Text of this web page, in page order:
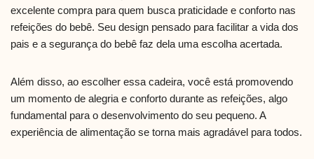
excelente compra para quem busca praticidade e conforto nas
refeições do bebê. Seu design pensado para facilitar a vida dos
pais e a segurança do bebê faz dela uma escolha acertada.
Além disso, ao escolher essa cadeira, você está promovendo
um momento de alegria e conforto durante as refeições, algo
fundamental para o desenvolvimento do seu pequeno. A
experiência de alimentação se torna mais agradável para todos.